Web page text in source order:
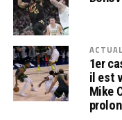
1er
il est
Mike